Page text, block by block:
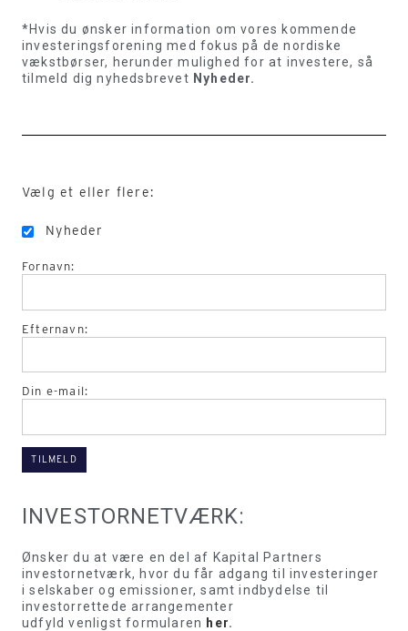
*Hvis du ønsker information om vores kommende
investeringsforening med fokus på de nordiske
vækstbørser, herunder mulighed for at investere, så
tilmeld dig nyhedsbrevet Nyheder.
Vælg et eller flere:
Nyheder
Fornavn:
Efternavn:
Din e-mail:
INVESTORNETVÆRK:
Ønsker du at være en del af Kapital Partners
investornetværk, hvor du får adgang til investeringer
i selskaber og emissioner, samt indbydelse til
investorrettede arrangementer
udfyld venligst formularen her.